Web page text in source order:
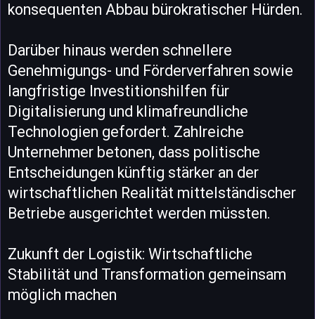
konsequenten Abbau bürokratischer Hürden.
Darüber hinaus werden schnellere
Genehmigungs- und Förderverfahren sowie
langfristige Investitionshilfen für
Digitalisierung und klimafreundliche
Technologien gefordert. Zahlreiche
Unternehmer betonen, dass politische
Entscheidungen künftig stärker an der
wirtschaftlichen Realität mittelständischer
Betriebe ausgerichtet werden müssten.
Zukunft der Logistik: Wirtschaftliche
Stabilität und Transformation gemeinsam
möglich machen